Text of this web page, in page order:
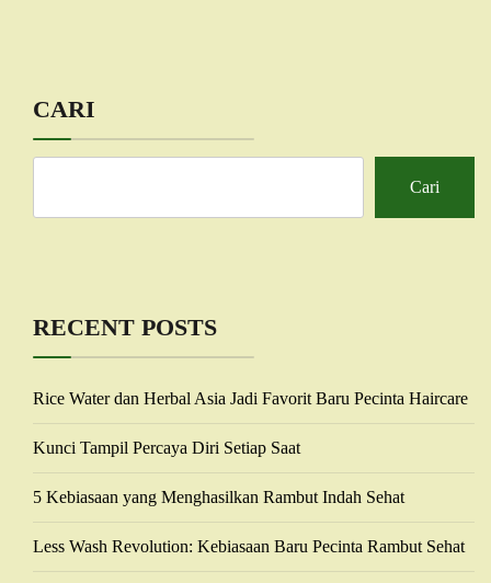
CARI
Cari
RECENT POSTS
Rice Water dan Herbal Asia Jadi Favorit Baru Pecinta Haircare
Kunci Tampil Percaya Diri Setiap Saat
5 Kebiasaan yang Menghasilkan Rambut Indah Sehat
Less Wash Revolution: Kebiasaan Baru Pecinta Rambut Sehat